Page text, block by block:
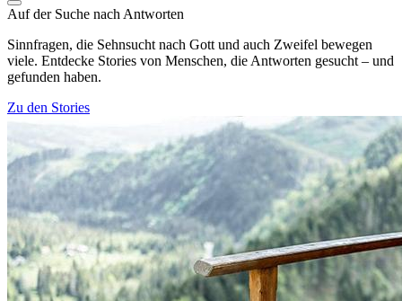
Auf der Suche nach Antworten
Sinnfragen, die Sehnsucht nach Gott und auch Zweifel bewegen
viele. Entdecke Stories von Menschen, die Antworten gesucht – und
gefunden haben.
Zu den Stories